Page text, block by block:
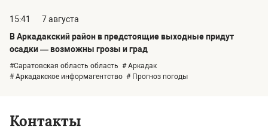
15:41
7 августа
В Аркадакский район в предстоящие выходные придут
осадки — возможны грозы и град
#Саратовская область область # Аркадак
# Аркадакское информагентство # Прогноз погоды
Контакты